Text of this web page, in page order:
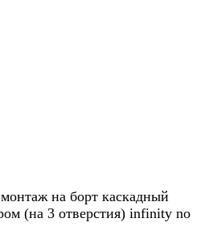
на борт каскадный
(на 3 отверстия) infinity no